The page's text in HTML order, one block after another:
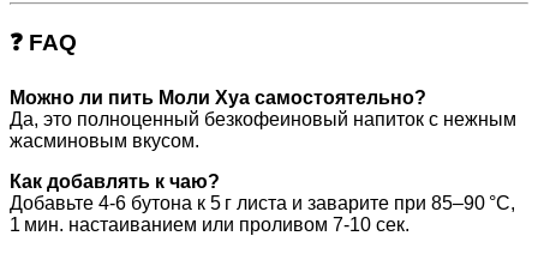
❓ FAQ
Можно ли пить Моли Хуа самостоятельно?
Да, это полноценный безкофеиновый напиток с нежным
жасминовым вкусом.
Как добавлять к чаю?
Добавьте 4-6 бутона к 5 г листа и заварите при 85–90 °C,
1 мин. настаиванием или проливом 7-10 сек.